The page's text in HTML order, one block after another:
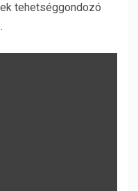
tehetséggondozó